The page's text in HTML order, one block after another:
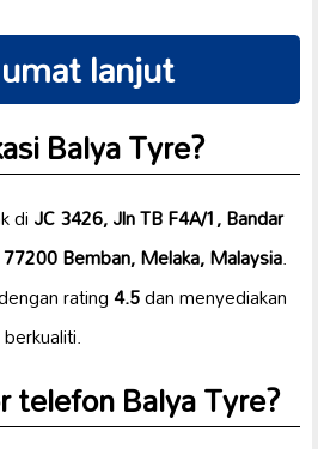
lanjut
Balya Tyre?
diJC 3426, Jln TB F4A/1, Bandar
Bemban, Melaka, Malaysia.
rating4.5dan menyediakan
telefonBalya Tyre?